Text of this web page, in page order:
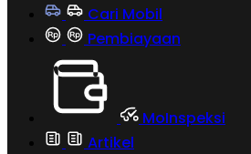
Cari Mobil
Pembiayaan
MoInspeksi
Artikel